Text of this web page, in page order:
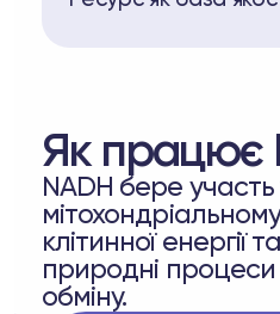
Як працює
NADH бере участь
клітинної енергії
природні
обміну.